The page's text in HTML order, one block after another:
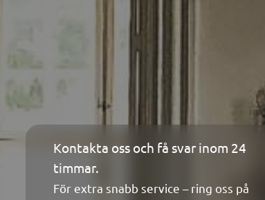
Kontaktformulär
Kontakta oss och få svar inom 24
timmar.
För extra snabb service – ring oss på